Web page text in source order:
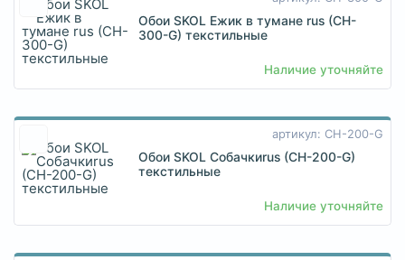
Обои SKOL Ежик в тумане rus (CH-
300-G) текстильные
Наличие уточняйте
артикул: CH-200-G
Обои SKOL Собачкиrus (CH-200-G)
текстильные
Наличие уточняйте